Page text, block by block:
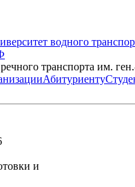
водного
речного транспорта
Абитуриенту
и